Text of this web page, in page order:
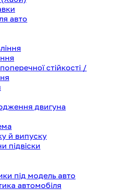
авто
стійкості /
двигуна
й випуску
підвіски
під модель авто
автомобіля